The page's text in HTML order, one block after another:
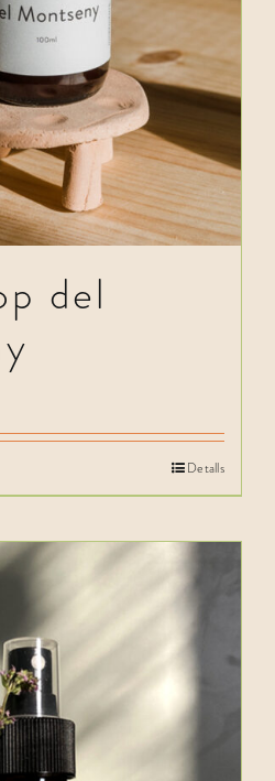
del
Detalls